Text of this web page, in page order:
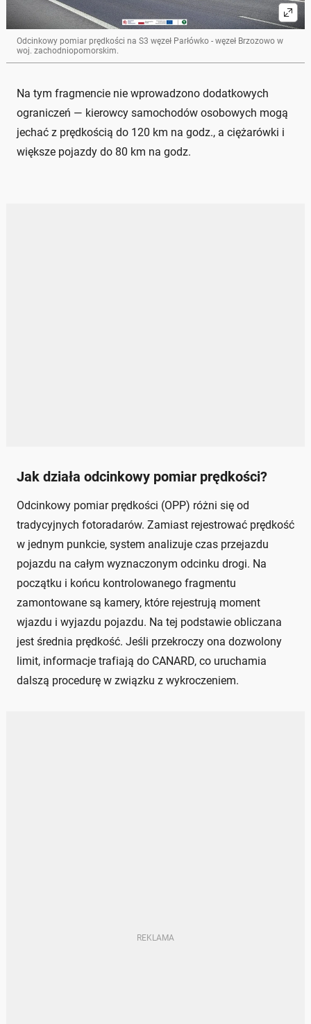
Odcinkowy pomiar prędkości na S3 węzeł Parłówko - węzeł Brzozowo w
woj. zachodniopomorskim.
Na tym fragmencie nie wprowadzono dodatkowych
ograniczeń — kierowcy samochodów osobowych mogą
jechać z prędkością do 120 km na godz., a ciężarówki i
większe pojazdy do 80 km na godz.
Jak działa odcinkowy pomiar prędkości?
Odcinkowy pomiar prędkości (OPP) różni się od
tradycyjnych fotoradarów. Zamiast rejestrować prędkość
w jednym punkcie, system analizuje czas przejazdu
pojazdu na całym wyznaczonym odcinku drogi. Na
początku i końcu kontrolowanego fragmentu
zamontowane są kamery, które rejestrują moment
wjazdu i wyjazdu pojazdu. Na tej podstawie obliczana
jest średnia prędkość. Jeśli przekroczy ona dozwolony
limit, informacje trafiają do CANARD, co uruchamia
dalszą procedurę w związku z wykroczeniem.